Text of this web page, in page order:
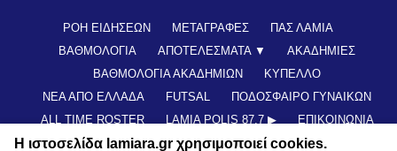
ΡΟΗ ΕΙΔΗΣΕΩΝ ΜΕΤΑΓΡΑΦΕΣ
ΠΑΣ ΛΑΜΙΑ
ΒΑΘΜΟΛΟΓΙΑ
ΑΠΟΤΕΛΕΣΜΑΤΑ ▼
ΑΚΑΔΗΜΙΕΣ
ΒΑΘΜΟΛΟΓΙΑ ΑΚΑΔΗΜΙΩΝ
ΚΥΠΕΛΛΟ
ΝΕΑ ΑΠΟ ΕΛΛΑΔΑ
FUTSAL
ΠΟΔΟΣΦΑΙΡΟ ΓΥΝΑΙΚΩΝ
ALL TIME ROSTER
LAMIA POLIS 87,7 ▶︎ ΕΠΙΚΟΙΝΩΝΊΑ
Η ιστοσελίδα lamiara.gr χρησιμοποιεί cookies.